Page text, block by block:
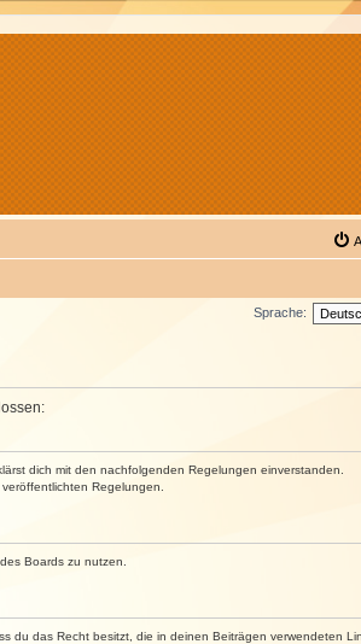
Sprache:
dich mit den nachfolgenden Regelungen einverstanden.
Regelungen.
Boards zu nutzen.
du das Recht besitzt, die in deinen Beiträgen verwendeten